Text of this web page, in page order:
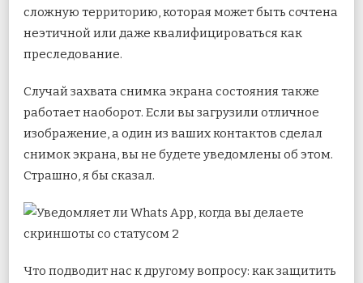
сложную территорию, которая может быть сочтена
неэтичной или даже квалифицироваться как
преследование.
Случай захвата снимка экрана состояния также
работает наоборот. Если вы загрузили отличное
изображение, а один из ваших контактов сделал
снимок экрана, вы не будете уведомлены об этом.
Страшно, я бы сказал.
Что подводит нас к другому вопросу: как защитить